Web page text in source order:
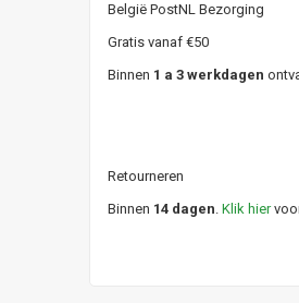
België PostNL
Gratis vanaf €50
Binnen 1 a 3 werkdagen
Retourneren
Binnen 14 dagen. Klik hier